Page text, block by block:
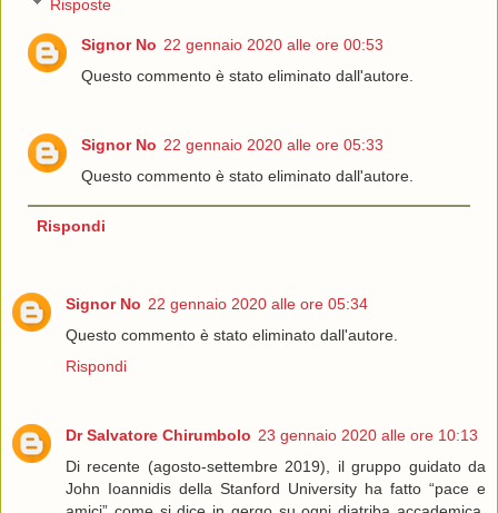
Risposte
Signor No 22 gennaio 2020 alle ore 00:53
Questo commento è stato eliminato dall'autore.
Signor No 22 gennaio 2020 alle ore 05:33
Questo commento è stato eliminato dall'autore.
Rispondi
Signor No 22 gennaio 2020 alle ore 05:34
Questo commento è stato eliminato dall'autore.
Rispondi
Dr Salvatore Chirumbolo 23 gennaio 2020 alle ore 10:13
Di recente (agosto-settembre 2019), il gruppo guidato da
John Ioannidis della Stanford University ha fatto “pace e